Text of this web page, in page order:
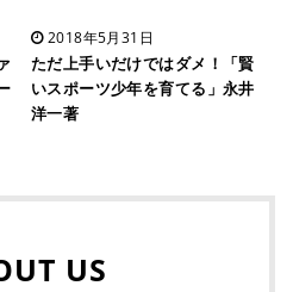
2018年5月31日
ただ上手いだけではダメ！「賢
いスポーツ少年を育てる」永井
洋一著
US